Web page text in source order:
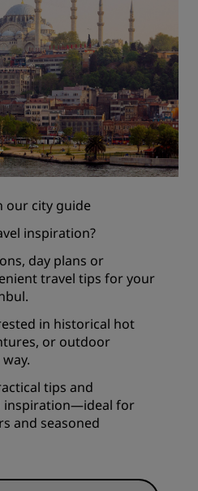
our city guide
inspiration?
day plans or
travel tips for your
in historical hot
or outdoor
tips and
inspiration—ideal for
and seasoned